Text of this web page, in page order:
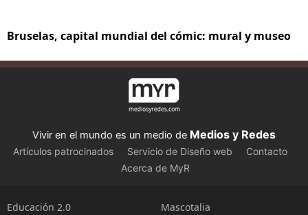
Bruselas, capital mundial del cómic: mural y museo
Vivir en el mundo es un medio de Medios y Redes
Artículos patrocinados Servicio de Diseño web
Contacto
Acerca de MyR
Educación 2.0
Mascotalia